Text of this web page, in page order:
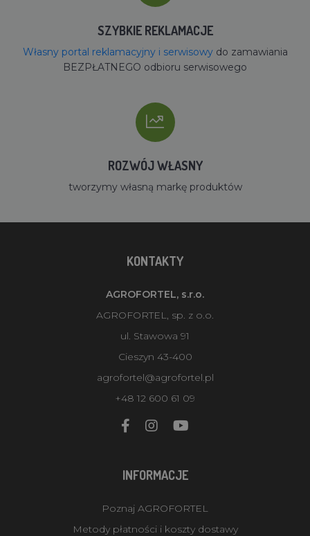
SZYBKIE REKLAMACJE
Własny portal reklamacyjny i serwisowydo zamawiania
BEZPŁATNEGO odbioru serwisowego
ROZWÓJ WŁASNY
tworzymy własną markę produktów
KONTAKTY
AGROFORTEL, s.r.o.
AGROFORTEL, sp. z o.o.
ul. Stawowa 91
Cieszyn 43-400
agrofortel@agrofortel.pl
+48 12 600 61 09
INFORMACJE
Poznaj AGROFORTEL
Metody płatności i koszty dostawy